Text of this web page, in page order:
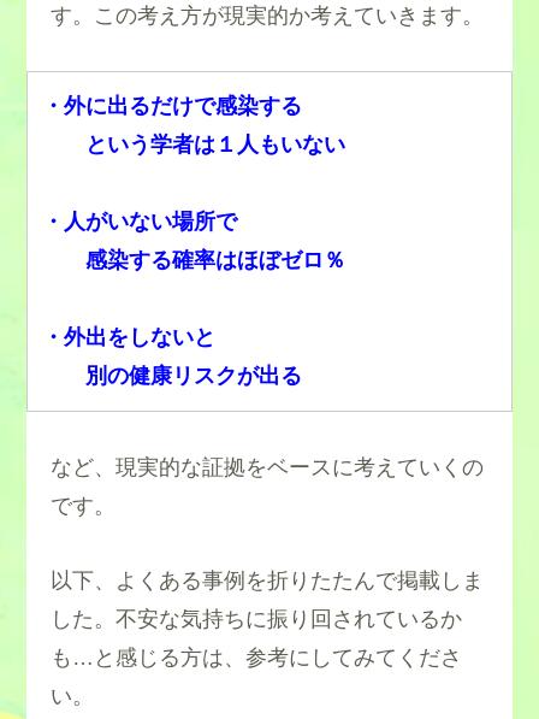
す。この考え方が現実的か考えていきます。
・外に出るだけで感染する
という学者は１人もいない
・人がいない場所で
感染する確率はほぼゼロ％
・外出をしないと
別の健康リスクが出る
など、現実的な証拠をベースに考えていくの
です。
以下、よくある事例を折りたたんで掲載しま
した。不安な気持ちに振り回されているか
も…と感じる方は、参考にしてみてくださ
い。